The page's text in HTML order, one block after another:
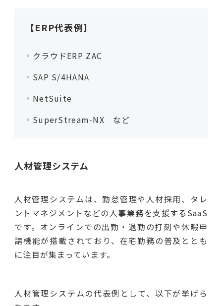
【ERP代表例】
クラウドERP ZAC
SAP S/4HANA
NetSuite
SuperStream-NX など
人材管理システム
人材管理システムは、勤怠管理や人材採用、タレ
ントマネジメントなどの人事業務を支援するSaaS
です。オンラインでの出勤・退勤の打刻や休暇申
請機能が搭載されており、在宅勤務の普及ととも
に注目が集まっています。
人材管理システムの代表例として、以下が挙げら